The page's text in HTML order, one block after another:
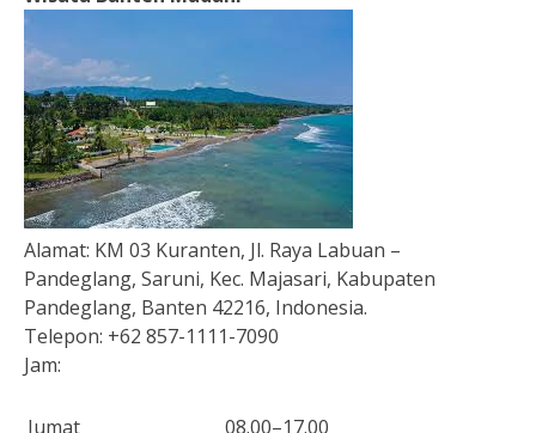
Alamat: KM 03 Kuranten, Jl. Raya Labuan –
Pandeglang, Saruni, Kec. Majasari, Kabupaten
Pandeglang, Banten 42216, Indonesia.
Telepon: +62 857-1111-7090
Jam:
Jumat 08.00–17.00